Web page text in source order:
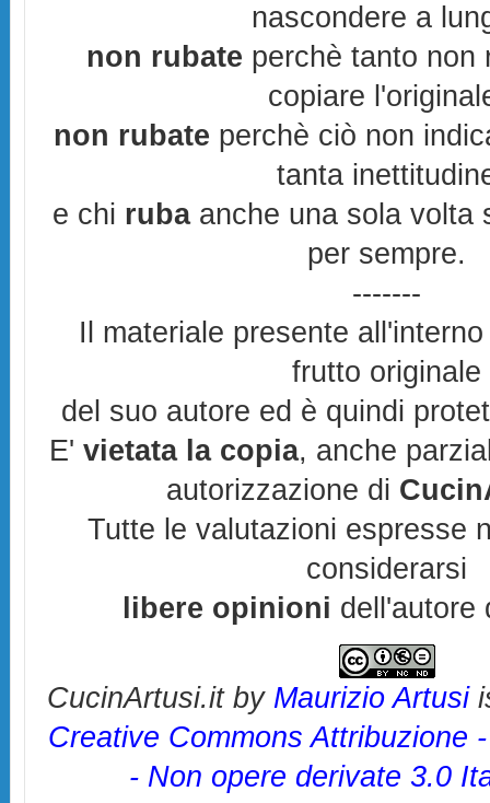
nascondere a
non rubate perchè tanto non
copiare
non rubate perchè ciò non
tanta
e chi rubaanche una sola volta
per sempre.
-------
Il materiale presente
frutto originale
del suo autore ed è quindi
E'vietata la copia, anche
autorizzazione di
Tutte le valutazioni espresse
considerarsi
libere opinioni dell'autore
CucinArtusi.itby Maurizio Artusi
Creative Commons Attribuzione
- Non opere derivate 3.0